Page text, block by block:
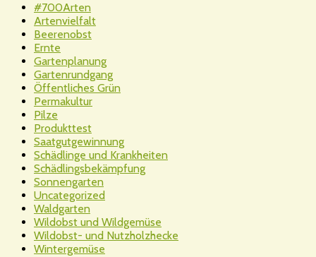
#700Arten
Artenvielfalt
Beerenobst
Ernte
Gartenplanung
Gartenrundgang
Öffentliches Grün
Permakultur
Pilze
Produkttest
Saatgutgewinnung
Schädlinge und Krankheiten
Schädlingsbekämpfung
Sonnengarten
Uncategorized
Waldgarten
Wildobst und Wildgemüse
Wildobst- und Nutzholzhecke
Wintergemüse